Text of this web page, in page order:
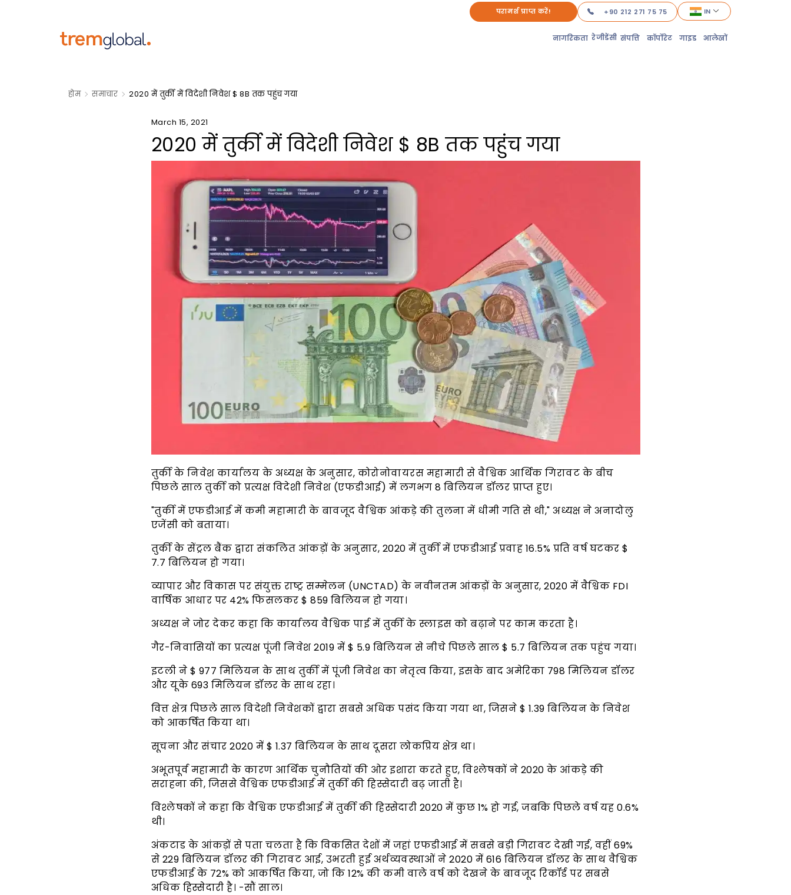
परामर्श प्राप्त करें! +90 212 271 75 75 IN
नागरिकता रेजीडेंसी संपत्ति कॉर्पोरेट गाइड आलेखों
होम समाचार 2020 में तुर्की में विदेशी निवेश $ 8B तक पहुंच गया
March 15, 2021
2020 में तुर्की में विदेशी निवेश $ 8B तक पहुंच गया
तुर्की के निवेश कार्यालय के अध्यक्ष के अनुसार, कोरोनोवायरस महामारी से वैश्विक आर्थिक गिरावट के बीच
पिछले साल तुर्की को प्रत्यक्ष विदेशी निवेश (एफडीआई) में लगभग 8 बिलियन डॉलर प्राप्त हुए।
"तुर्की में एफडीआई में कमी महामारी के बावजूद वैश्विक आंकड़े की तुलना में धीमी गति से थी," अध्यक्ष ने अनादोलु
एजेंसी को बताया।
तुर्की के सेंट्रल बैंक द्वारा संकलित आंकड़ों के अनुसार, 2020 में तुर्की में एफडीआई प्रवाह 16.5% प्रति वर्ष घटकर $
7.7 बिलियन हो गया।
व्यापार और विकास पर संयुक्त राष्ट्र सम्मेलन (UNCTAD) के नवीनतम आंकड़ों के अनुसार, 2020 में वैश्विक FDI
वार्षिक आधार पर 42% फिसलकर $ 859 बिलियन हो गया।
अध्यक्ष ने जोर देकर कहा कि कार्यालय वैश्विक पाई में तुर्की के स्लाइस को बढ़ाने पर काम करता है।
गैर-निवासियों का प्रत्यक्ष पूंजी निवेश 2019 में $ 5.9 बिलियन से नीचे पिछले साल $ 5.7 बिलियन तक पहुंच गया।
इटली ने $ 977 मिलियन के साथ तुर्की में पूंजी निवेश का नेतृत्व किया, इसके बाद अमेरिका 798 मिलियन डॉलर
और यूके 693 मिलियन डॉलर के साथ रहा।
वित्त क्षेत्र पिछले साल विदेशी निवेशकों द्वारा सबसे अधिक पसंद किया गया था, जिसने $ 1.39 बिलियन के निवेश
को आकर्षित किया था।
सूचना और संचार 2020 में $ 1.37 बिलियन के साथ दूसरा लोकप्रिय क्षेत्र था।
अभूतपूर्व महामारी के कारण आर्थिक चुनौतियों की ओर इशारा करते हुए, विश्लेषकों ने 2020 के आंकड़े की
सराहना की, जिससे वैश्विक एफडीआई में तुर्की की हिस्सेदारी बढ़ जाती है।
विश्लेषकों ने कहा कि वैश्विक एफडीआई में तुर्की की हिस्सेदारी 2020 में कुछ 1% हो गई, जबकि पिछले वर्ष यह 0.6%
थी।
अंकटाड के आंकड़ों से पता चलता है कि विकसित देशों में जहां एफडीआई में सबसे बड़ी गिरावट देखी गई, वहीं 69%
से 229 बिलियन डॉलर की गिरावट आई, उभरती हुई अर्थव्यवस्थाओं ने 2020 में 616 बिलियन डॉलर के साथ वैश्विक
एफडीआई के 72% को आकर्षित किया, जो कि 12% की कमी वाले वर्ष को देखने के बावजूद रिकॉर्ड पर सबसे
अधिक हिस्सेदारी है। -सौं साल।